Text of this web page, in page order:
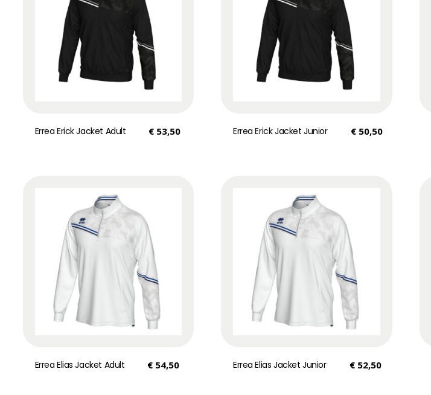
Errea Erick Jacket Adult € 53,50 Errea Erick Jacket Junior €50,50
Errea Elias Jacket Adult € 54,50 Errea Elias Jacket Junior €52,50